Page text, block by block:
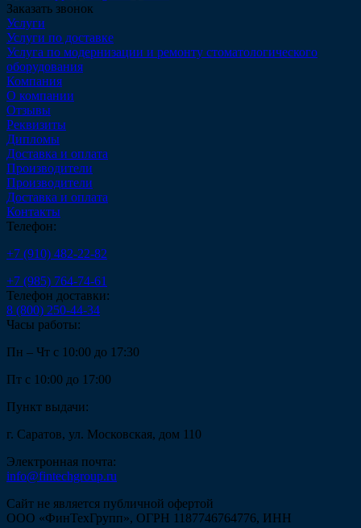
Заказать звонок
Услуги
Услуги по доставке
Услуга по модернизации и ремонту стоматологического
оборудования
Компания
О компании
Отзывы
Реквизиты
Дипломы
Доставка и оплата
Производители
Производители
Доставка и оплата
Контакты
Телефон:
+7 (910) 482-22-82
+7 (985) 764-74-61
Телефон доставки:
8 (800) 250-44-34
Часы работы:
Пн – Чт с 10:00 до 17:30
Пт с 10:00 до 17:00
Пункт выдачи:
г. Саратов, ул. Московская, дом 110
Электронная почта:
info@fintechgroup.ru
Сайт не является публичной офертой
ООО «ФинТехГрупп», ОГРН 1187746764776, ИНН